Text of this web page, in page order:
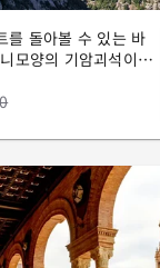
를 돌아볼 수 있는 바
모양의 기암괴석이